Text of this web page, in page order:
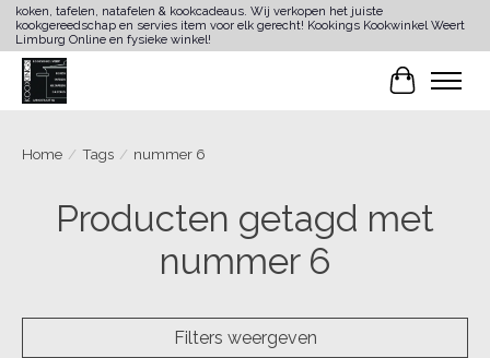
koken, tafelen, natafelen & kookcadeaus. Wij verkopen het juiste
kookgereedschap en servies item voor elk gerecht! Kookings Kookwinkel Weert
Limburg Online en fysieke winkel!
Home / Tags / nummer 6
Producten getagd met
nummer 6
Filters weergeven